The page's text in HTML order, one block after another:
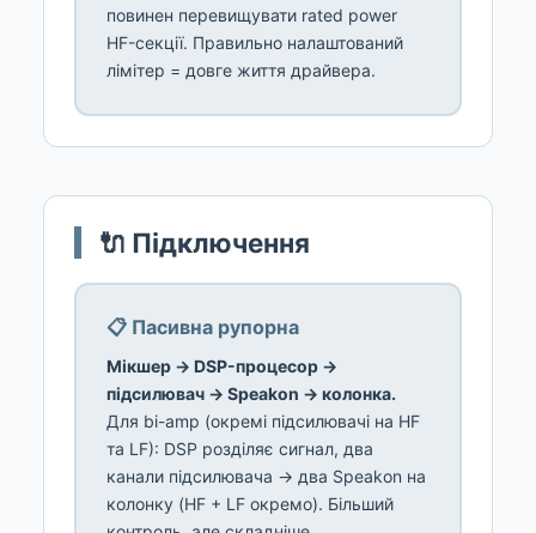
повинен перевищувати rated power
HF-секції. Правильно налаштований
лімітер = довге життя драйвера.
🔌 Підключення
📋 Пасивна рупорна
Мікшер → DSP-процесор →
підсилювач → Speakon → колонка.
Для bi-amp (окремі підсилювачі на HF
та LF): DSP розділяє сигнал, два
канали підсилювача → два Speakon на
колонку (HF + LF окремо). Більший